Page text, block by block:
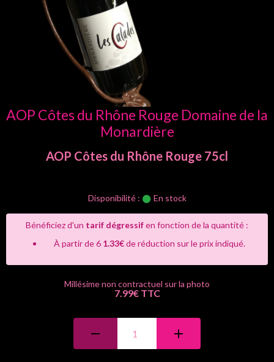
AOP Côtes du Rhône Rouge Domaine de la
Monardière
AOP Côtes du Rhône Rouge 75cl
Disponibilité : En stock
Bénéficiez d'un tarif dégressifen fonction de la quantité :
À partir de 6 1.33€de réduction sur le prix indiqué.
7.99€ TTC